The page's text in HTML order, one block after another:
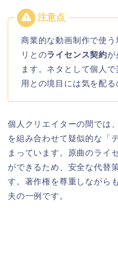
商業的な動画制作で使
リとのライセンス契約が
ます。ネタとして個人
用との境目には気を配る
個人クリエイターの間では
を組み合わせて疑似的な「
まっています。原曲のライ
ができるため、安全な代替
す。著作権を尊重しながら
夫の一例です。